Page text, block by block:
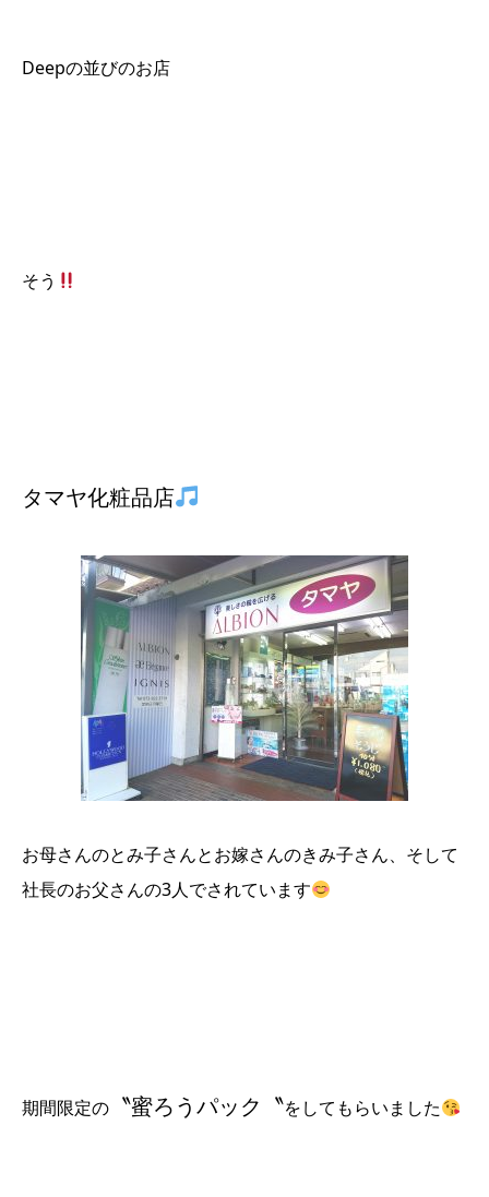
Deepの並びのお店
そう
タマヤ化粧品店
お母さんのとみ子さんとお嫁さんのきみ子さん、そして
社長のお父さんの3人でされています
期間限定の 〝蜜ろうパック〝をしてもらいました